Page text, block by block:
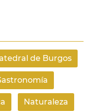
de Burgos
Naturaleza